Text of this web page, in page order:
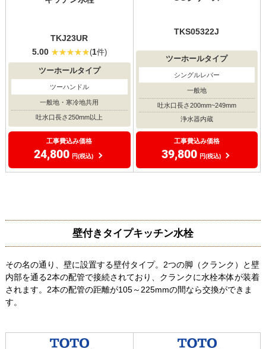
TKJ23UR
5.00
(1件)
ツーホールタイプ
ツーハンドル
一般地・寒冷地共用
吐水口長さ250mm以上
工事費込み価格
24,800 円(税込)
TKS05322J
ツーホールタイプ
シングルレバー
一般地
吐水口長さ200mm~249mm
浄水器内蔵
工事費込み価格
39,800 円(税込)
壁付きタイプキッチン水栓
その名の通り、壁に設置する壁付タイプ。2つの脚（クランク）と壁
内部を通る2本の配管で接続されており、クランクに水栓本体が装着
されます。2本の配管の距離が105～225mmの間なら交換ができま
す。